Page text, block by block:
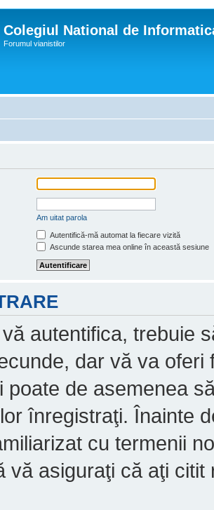
Colegiul National de
Forumul vianistilor
Am uitat parola
Autentifică-mă automat la fiecare vizită
Ascunde starea mea online în această sesiune
autentifica, trebuie
dar vă va oferi
poate de asemenea
înregistraţi. Înainte
cu termenii
vă asiguraţi că aţi